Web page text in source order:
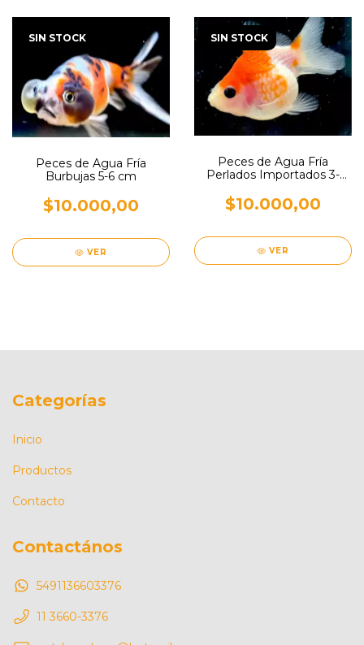
SIN STOCK
Peces de Agua Fría
Burbujas 5-6 cm
$10.000,00
VER
SIN STOCK
Peces de Agua Fría
Perlados Importados 3-
$10.000,00
VER
Categorías
Inicio
Productos
Contacto
Contactános
5491136603376
11 3660-3376